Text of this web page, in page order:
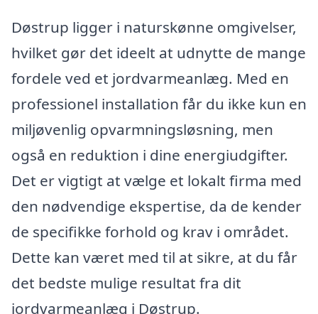
Døstrup ligger i naturskønne omgivelser,
hvilket gør det ideelt at udnytte de mange
fordele ved et jordvarmeanlæg. Med en
professionel installation får du ikke kun en
miljøvenlig opvarmningsløsning, men
også en reduktion i dine energiudgifter.
Det er vigtigt at vælge et lokalt firma med
den nødvendige ekspertise, da de kender
de specifikke forhold og krav i området.
Dette kan været med til at sikre, at du får
det bedste mulige resultat fra dit
jordvarmeanlæg i Døstrup.